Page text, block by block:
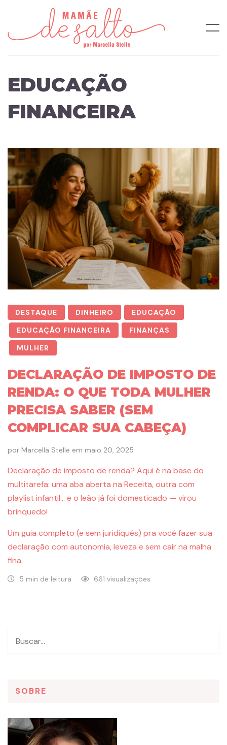
EDUCAÇÃO
FINANCEIRA
DESTAQUE DINHEIRO
EDUCAÇÃO
EDUCAÇÃO FINANCEIRA
FINANÇAS
MULHER
DECLARAÇÃO DE IMPOSTO DE
RENDA: O QUE TODA MULHER
PRECISA SABER (SEM
COMPLICAR SUA CABEÇA)
por Marcella Stelle em maio 20, 2025
Declaração de imposto de renda? Aqui é na base do
multitarefa: uma aba aberta na Receita, outra com
playlist infantil… e o leão já foi domesticado — virou
brinquedo!
Um guia completo (e sem juridiquês) pra você fazer sua
declaração com autonomia, leveza e sem cair na malha
fina.
5 min de leitura 661 visualizações
SOBRE